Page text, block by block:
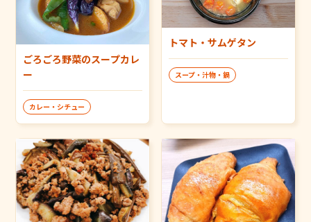
ごろごろ野菜のスープカレ
ー
カレー・シチュー
トマト・サムゲタン
スープ・汁物・鍋